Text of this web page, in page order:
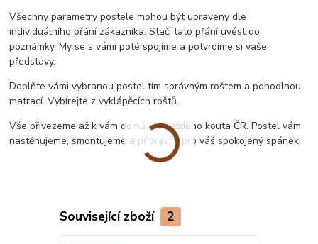
Všechny parametry postele mohou být upraveny dle
individuálního přání zákazníka. Stačí tato přání uvést do
poznámky. My se s vámi poté spojíme a potvrdíme si vaše
představy.
Doplňte vámi vybranou postel tím správným roštem a pohodlnou
matrací. Vybírejte z vyklápěcích roštů.
Vše přivezeme až k vám domů, do každého kouta ČR. Postel vám
nastěhujeme, smontujeme a připravím pro váš spokojený spánek.
Související zboží 2